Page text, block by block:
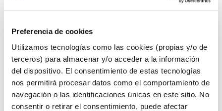
Preferencia de cookies
Utilizamos tecnologías como las cookies (propias y/o de
terceros) para almacenar y/o acceder a la información
del dispositivo. El consentimiento de estas tecnologías
nos permitirá procesar datos como el comportamiento de
navegación o las identificaciones únicas en este sitio. No
consentir o retirar el consentimiento, puede afectar
13,50 €
Añadir al carrito
Click&Collect - Recogida gratis
en nuestras tiendas
Envío a domicilio: